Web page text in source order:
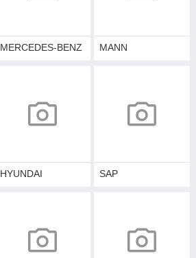
MERCEDES-BENZ MANN
HYUNDAI SAP